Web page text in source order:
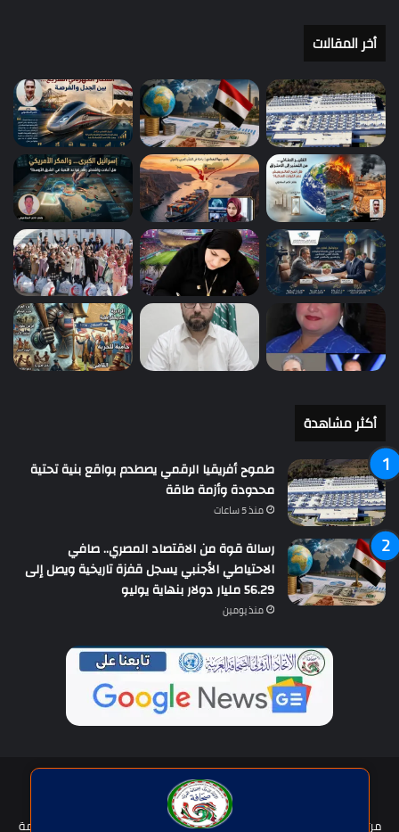
أخر المقالات
أكثر مشاهدة
طموح أفريقيا الرقمي يصطدم بواقع بنية تحتية
محدودة وأزمة طاقة
منذ 5 ساعات
رسالة قوة من الاقتصاد المصري.. صافي
الاحتياطي الأجنبي يسجل قفزة تاريخية ويصل إلى
56.29 مليار دولار بنهاية يوليو
منذ يومين
حقوق النشر © | جميع الحقوق محفوظة للاتحاد الدولى للصحافة العربية
2026
من نحن؟
عضوية الإتحاد سياسة الخصوصية شروط الخدمة